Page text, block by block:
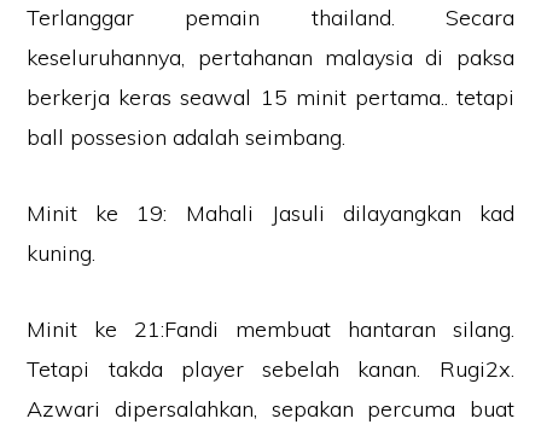
Terlanggar pemain thailand. Secara
keseluruhannya, pertahanan malaysia di paksa
berkerja keras seawal 15 minit pertama.. tetapi
ball possesion adalah seimbang.
Minit ke 19: Mahali Jasuli dilayangkan kad
kuning.
Minit ke 21:Fandi membuat hantaran silang.
Tetapi takda player sebelah kanan. Rugi2x.
Azwari dipersalahkan, sepakan percuma buat